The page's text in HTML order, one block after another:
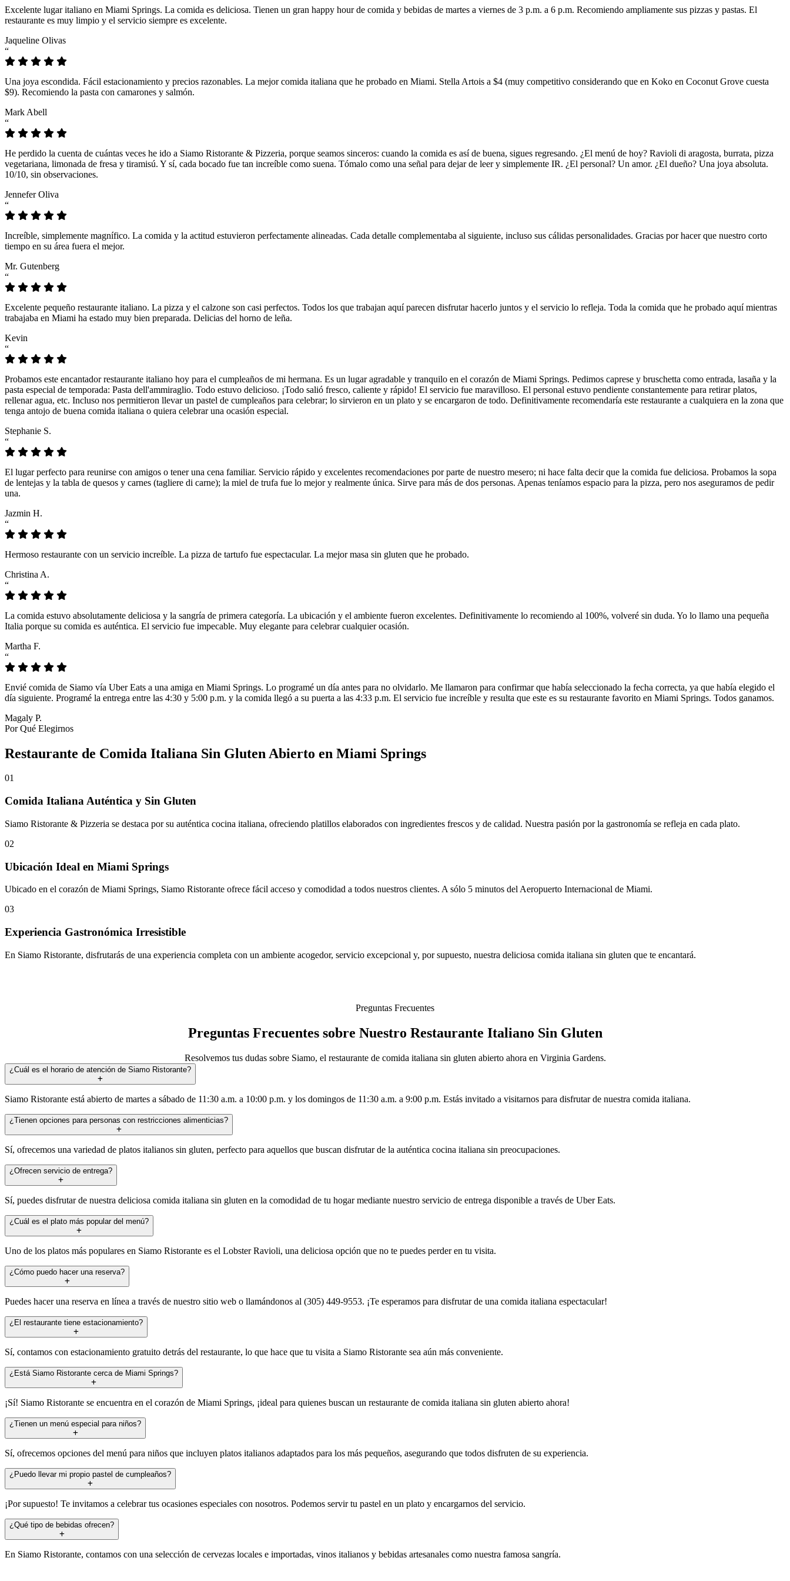
Excelente lugar italiano en Miami Springs. La comida es deliciosa. Tienen un gran happy hour de comida y bebidas de martes a viernes de 3 p.m. a 6 p.m. Recomiendo ampliamente sus pizzas y pastas. El
restaurante es muy limpio y el servicio siempre es excelente.
Jaqueline Olivas
“
Una joya escondida. Fácil estacionamiento y precios razonables. La mejor comida italiana que he probado en Miami. Stella Artois a $4 (muy competitivo considerando que en Koko en Coconut Grove cuesta
$9). Recomiendo la pasta con camarones y salmón.
Mark Abell
“
He perdido la cuenta de cuántas veces he ido a Siamo Ristorante & Pizzeria, porque seamos sinceros: cuando la comida es así de buena, sigues regresando. ¿El menú de hoy? Ravioli di aragosta, burrata, pizza
vegetariana, limonada de fresa y tiramisú. Y sí, cada bocado fue tan increíble como suena. Tómalo como una señal para dejar de leer y simplemente IR. ¿El personal? Un amor. ¿El dueño? Una joya absoluta.
10/10, sin observaciones.
Jennefer Oliva
“
Increíble, simplemente magnífico. La comida y la actitud estuvieron perfectamente alineadas. Cada detalle complementaba al siguiente, incluso sus cálidas personalidades. Gracias por hacer que nuestro corto
tiempo en su área fuera el mejor.
Mr. Gutenberg
“
Excelente pequeño restaurante italiano. La pizza y el calzone son casi perfectos. Todos los que trabajan aquí parecen disfrutar hacerlo juntos y el servicio lo refleja. Toda la comida que he probado aquí mientras
trabajaba en Miami ha estado muy bien preparada. Delicias del horno de leña.
Kevin
“
Probamos este encantador restaurante italiano hoy para el cumpleaños de mi hermana. Es un lugar agradable y tranquilo en el corazón de Miami Springs. Pedimos caprese y bruschetta como entrada, lasaña y la
pasta especial de temporada: Pasta dell'ammiraglio. Todo estuvo delicioso. ¡Todo salió fresco, caliente y rápido! El servicio fue maravilloso. El personal estuvo pendiente constantemente para retirar platos,
rellenar agua, etc. Incluso nos permitieron llevar un pastel de cumpleaños para celebrar; lo sirvieron en un plato y se encargaron de todo. Definitivamente recomendaría este restaurante a cualquiera en la zona que
tenga antojo de buena comida italiana o quiera celebrar una ocasión especial.
Stephanie S.
“
El lugar perfecto para reunirse con amigos o tener una cena familiar. Servicio rápido y excelentes recomendaciones por parte de nuestro mesero; ni hace falta decir que la comida fue deliciosa. Probamos la sopa
de lentejas y la tabla de quesos y carnes (tagliere di carne); la miel de trufa fue lo mejor y realmente única. Sirve para más de dos personas. Apenas teníamos espacio para la pizza, pero nos aseguramos de pedir
una.
Jazmin H.
“
Hermoso restaurante con un servicio increíble. La pizza de tartufo fue espectacular. La mejor masa sin gluten que he probado.
Christina A.
“
La comida estuvo absolutamente deliciosa y la sangría de primera categoría. La ubicación y el ambiente fueron excelentes. Definitivamente lo recomiendo al 100%, volveré sin duda. Yo lo llamo una pequeña
Italia porque su comida es auténtica. El servicio fue impecable. Muy elegante para celebrar cualquier ocasión.
Martha F.
“
Envié comida de Siamo vía Uber Eats a una amiga en Miami Springs. Lo programé un día antes para no olvidarlo. Me llamaron para confirmar que había seleccionado la fecha correcta, ya que había elegido el
día siguiente. Programé la entrega entre las 4:30 y 5:00 p.m. y la comida llegó a su puerta a las 4:33 p.m. El servicio fue increíble y resulta que este es su restaurante favorito en Miami Springs. Todos ganamos.
Magaly P.
Por Qué Elegirnos
Restaurante de Comida Italiana Sin Gluten Abierto en Miami Springs
01
Comida Italiana Auténtica y Sin Gluten
Siamo Ristorante & Pizzeria se destaca por su auténtica cocina italiana, ofreciendo platillos elaborados con ingredientes frescos y de calidad. Nuestra pasión por la gastronomía se refleja en cada plato.
02
Ubicación Ideal en Miami Springs
Ubicado en el corazón de Miami Springs, Siamo Ristorante ofrece fácil acceso y comodidad a todos nuestros clientes. A sólo 5 minutos del Aeropuerto Internacional de Miami.
03
Experiencia Gastronómica Irresistible
En Siamo Ristorante, disfrutarás de una experiencia completa con un ambiente acogedor, servicio excepcional y, por supuesto, nuestra deliciosa comida italiana sin gluten que te encantará.
Preguntas Frecuentes
Preguntas Frecuentes sobre Nuestro Restaurante Italiano Sin Gluten
Resolvemos tus dudas sobre Siamo, el restaurante de comida italiana sin gluten abierto ahora en Virginia Gardens.
¿Cuál es el horario de atención de Siamo Ristorante?
Siamo Ristorante está abierto de martes a sábado de 11:30 a.m. a 10:00 p.m. y los domingos de 11:30 a.m. a 9:00 p.m. Estás invitado a visitarnos para disfrutar de nuestra comida italiana.
¿Tienen opciones para personas con restricciones alimenticias?
Sí, ofrecemos una variedad de platos italianos sin gluten, perfecto para aquellos que buscan disfrutar de la auténtica cocina italiana sin preocupaciones.
¿Ofrecen servicio de entrega?
Sí, puedes disfrutar de nuestra deliciosa comida italiana sin gluten en la comodidad de tu hogar mediante nuestro servicio de entrega disponible a través de Uber Eats.
¿Cuál es el plato más popular del menú?
Uno de los platos más populares en Siamo Ristorante es el Lobster Ravioli, una deliciosa opción que no te puedes perder en tu visita.
¿Cómo puedo hacer una reserva?
Puedes hacer una reserva en línea a través de nuestro sitio web o llamándonos al (305) 449-9553. ¡Te esperamos para disfrutar de una comida italiana espectacular!
¿El restaurante tiene estacionamiento?
Sí, contamos con estacionamiento gratuito detrás del restaurante, lo que hace que tu visita a Siamo Ristorante sea aún más conveniente.
¿Está Siamo Ristorante cerca de Miami Springs?
¡Sí! Siamo Ristorante se encuentra en el corazón de Miami Springs, ¡ideal para quienes buscan un restaurante de comida italiana sin gluten abierto ahora!
¿Tienen un menú especial para niños?
Sí, ofrecemos opciones del menú para niños que incluyen platos italianos adaptados para los más pequeños, asegurando que todos disfruten de su experiencia.
¿Puedo llevar mi propio pastel de cumpleaños?
¡Por supuesto! Te invitamos a celebrar tus ocasiones especiales con nosotros. Podemos servir tu pastel en un plato y encargarnos del servicio.
¿Qué tipo de bebidas ofrecen?
En Siamo Ristorante, contamos con una selección de cervezas locales e importadas, vinos italianos y bebidas artesanales como nuestra famosa sangría.